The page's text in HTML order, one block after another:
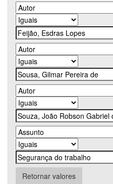
Retornar valores